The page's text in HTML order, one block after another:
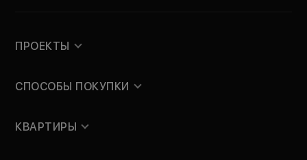
ПРОЕКТЫ
СПОСОБЫ ПОКУПКИ
КВАРТИРЫ